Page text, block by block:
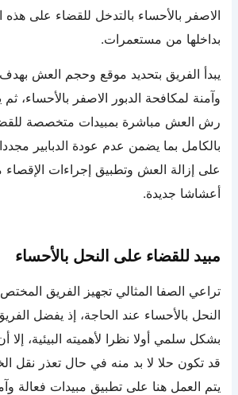
الاصفر بالأحساء بالتدخل للقضاء على
بداخلها من مستعمرات.
يبدأ الفريق بتحديد موقع وحجم العش
وآمنة لمكافحة الدبور الاصفر بالأحساء،
رش العش مباشرة بمبيدات متخصصة
بالكامل بما يضمن عدم عودة الدبابير
على إزالة العش وتطبيق إجراءات الإقصاء
أعشاشا جديدة.
مبيد للقضاء على النحل بالأحساء
تراعي الصفا المثالي تجهيز الفريق
النحل بالأحساء عند الحاجة، إذ يفضل
بشكل سلمي أولا نظرا لأهميته البيئية، إلا
قد تكون حلا لا بد منه في حال تعذر نقل
يتم العمل هنا على تطبيق مبيدات فعالة